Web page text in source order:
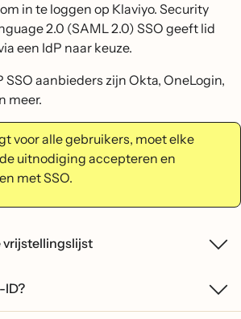
in te loggen op Klaviyo. Security
2.0 (SAML 2.0) SSO geeft lid
een IdP naar keuze.
SSO aanbieders zijn Okta, OneLogin,
meer.
voor alle gebruikers, moet elke
uitnodiging accepteren en
met SSO.
vrijstellingslijst
ID?